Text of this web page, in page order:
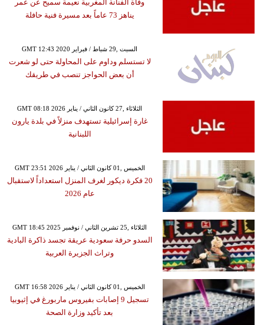
وفاة الفنانة المغربية نعيمة سميح عن عمر
يناهز 73 عاماً بعد مسيرة فنية حافلة
GMT 12:43 2020 السبت ,29 شباط / فبراير
لا تستسلم وداوم على المحاولة حتى لو شعرت
أن بعض الحواجز تنصب في طريقك
GMT 08:18 2026 الثلاثاء ,27 كانون الثاني / يناير
غارة إسرائيلية تستهدف منزلاً في بلدة يارون
اللبنانية
GMT 23:51 2026 الخميس ,01 كانون الثاني / يناير
20 فكرة ديكور لغرف المنزل استعداداً لاستقبال
عام 2026
GMT 18:45 2025 الثلاثاء ,25 تشرين الثاني / نوفمبر
السدو حرفة سعودية عريقة تجسد ذاكرة البادية
وتراث الجزيرة العربية
GMT 16:58 2026 الخميس ,01 كانون الثاني / يناير
تسجيل 9 إصابات بفيروس ماربورغ في إثيوبيا
بعد تأكيد وزارة الصحة